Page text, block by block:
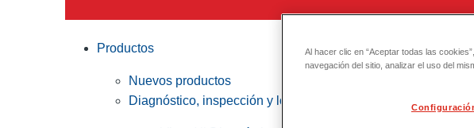
Productos
Nuevos productos
Diagnóstico, inspección y localización
Al hacer clic en “Aceptar todas las
navegación del sitio, analizar el uso del